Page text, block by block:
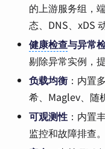
的上游服务组，
态、DNS、xDS
健康检查与异常
剔除异常实例，
负载均衡 ：内置
希、Maglev、随
可观测性 ：内置
监控和故障排查。